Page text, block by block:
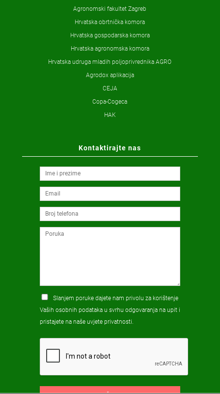
Agronomski fakultet Zagreb
Hrvatska obrtnička komora
Hrvatska gospodarska komora
Hrvatska agronomska komora
Hrvatska udruga mladih poljoprivrednika AGRO
Agrodox aplikacija
CEJA
Copa-Cogeca
HAK
Kontaktirajte nas
Slanjem poruke dajete nam privolu za korištenje
Vaših osobnih podataka u svrhu odgovaranja na upit i
pristajete na naše uvjete privatnosti